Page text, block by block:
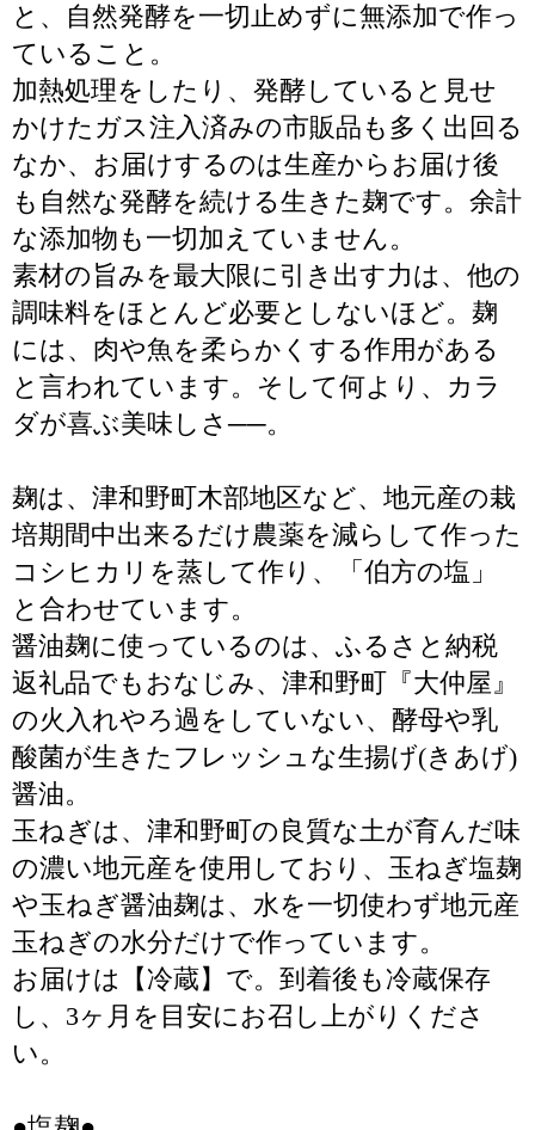
と、自然発酵を一切止めずに無添加で作っ
ていること。
加熱処理をしたり、発酵していると見せ
かけたガス注入済みの市販品も多く出回る
なか、お届けするのは生産からお届け後
も自然な発酵を続ける生きた麹です。余計
な添加物も一切加えていません。
素材の旨みを最大限に引き出す力は、他の
調味料をほとんど必要としないほど。麹
には、肉や魚を柔らかくする作用がある
と言われています。そして何より、カラ
ダが喜ぶ美味しさ──。
麹は、津和野町木部地区など、地元産の栽
培期間中出来るだけ農薬を減らして作った
コシヒカリを蒸して作り、「伯方の塩」
と合わせています。
醤油麹に使っているのは、ふるさと納税
返礼品でもおなじみ、津和野町『大仲屋』
の火入れやろ過をしていない、酵母や乳
酸菌が生きたフレッシュな生揚げ(きあげ)
醤油。
玉ねぎは、津和野町の良質な土が育んだ味
の濃い地元産を使用しており、玉ねぎ塩麹
や玉ねぎ醤油麹は、水を一切使わず地元産
玉ねぎの水分だけで作っています。
お届けは【冷蔵】で。到着後も冷蔵保存
し、3ヶ月を目安にお召し上がりくださ
い。